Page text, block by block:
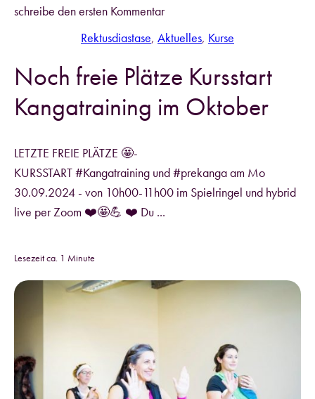
schreibe den ersten Kommentar
Rektusdiastase, Aktuelles, Kurse
Noch freie Plätze Kursstart
Kangatraining im Oktober
LETZTE FREIE PLÄTZE 🤩-
KURSSTART #Kangatraining und #prekanga am Mo
30.09.2024 - von 10h00-11h00 im Spielringel und hybrid
live per Zoom ❤️🤩💪 ❤️ Du ...
Lesezeit ca. 1 Minute